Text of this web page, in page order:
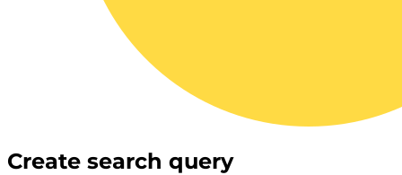
Create search query